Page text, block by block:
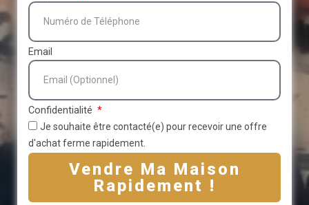
Email
Confidentialité
Je souhaite être contacté(e) pour recevoir une offre
d'achat ferme rapidement.
Vendre Ma Maison
Rapidement !